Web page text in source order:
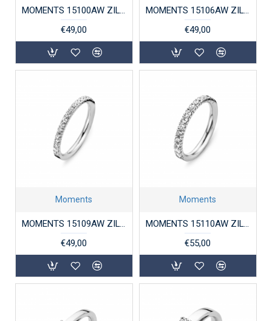
MOMENTS 15100AW ZILVEREN RING ZIRKONIA
€49,00
MOMENTS 15106AW ZILVEREN RING GERHODINEERD
€49,00
Moments
MOMENTS 15109AW ZILVEREN RING GERHODINEERD SIDER ZIRKONIA
€49,00
Moments
MOMENTS 15110AW ZILVEREN RING GERHODINEERD SIDER ZIRKONIA
€55,00